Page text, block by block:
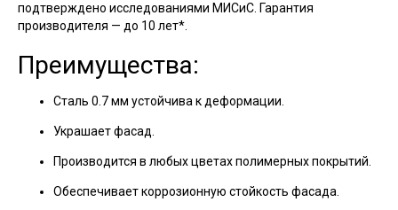
подтверждено исследованиями МИСиС. Гарантия
производителя — до 10 лет*.
Преимущества:
Сталь 0.7 мм устойчива к деформации.
Украшает фасад.
Производится в любых цветах полимерных покрытий.
Обеспечивает коррозионную стойкость фасада.